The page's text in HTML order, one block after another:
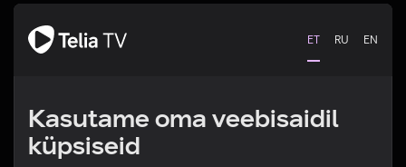
ET RU EN
Kasutame oma veebisaidil
küpsiseid